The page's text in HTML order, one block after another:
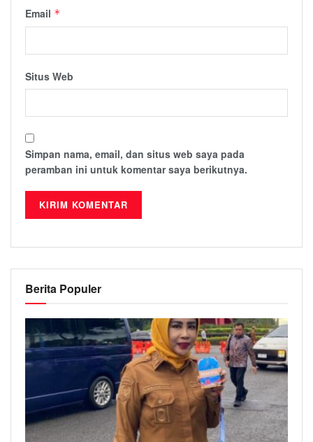
Email *
Situs Web
Simpan nama, email, dan situs web saya pada
peramban ini untuk komentar saya berikutnya.
Berita Populer